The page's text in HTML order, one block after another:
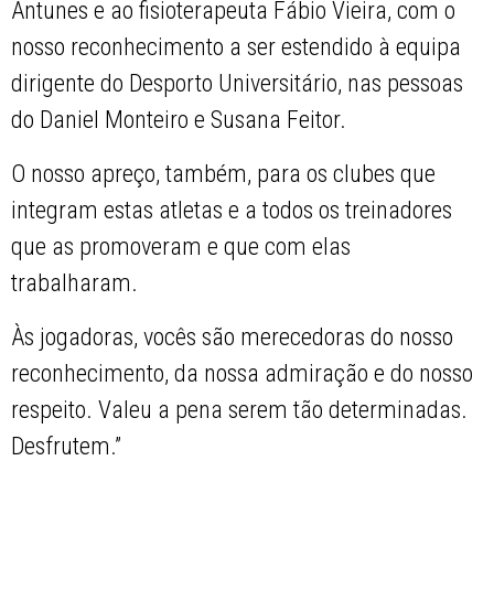
Antunes e ao fisioterapeuta Fábio Vieira, com o
nosso reconhecimento a ser estendido à equipa
dirigente do Desporto Universitário, nas pessoas
do Daniel Monteiro e Susana Feitor.
O nosso apreço, também, para os clubes que
integram estas atletas e a todos os treinadores
que as promoveram e que com elas
trabalharam.
Às jogadoras, vocês são merecedoras do nosso
reconhecimento, da nossa admiração e do nosso
respeito. Valeu a pena serem tão determinadas.
Desfrutem.”